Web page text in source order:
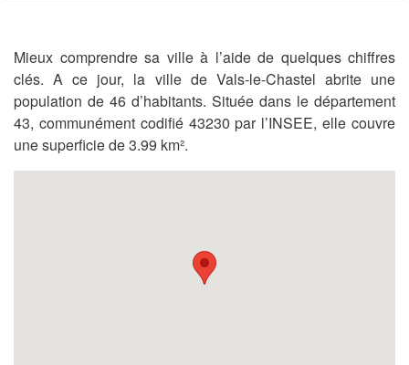
Mieux comprendre sa ville à l’aide de quelques chiffres
clés. A ce jour, la ville de Vals-le-Chastel abrite une
population de 46 d’habitants. Située dans le département
43, communément codifié 43230 par l’INSEE, elle couvre
une superficie de 3.99 km².